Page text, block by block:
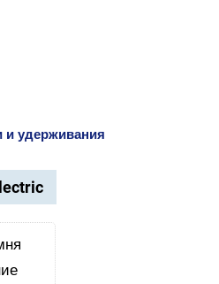
и удерживания